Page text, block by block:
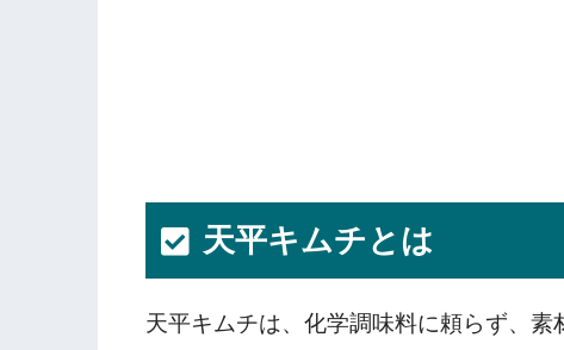
天平キムチとは
天平キムチは、化学調味料に頼らず、